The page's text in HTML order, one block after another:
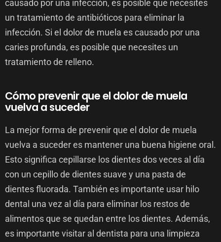
causado por una infección, es posible que necesites
un tratamiento de antibióticos para eliminar la
infección. Si el dolor de muela es causado por una
caries profunda, es posible que necesites un
tratamiento de relleno.
Cómo prevenir que el dolor de muela
vuelva a suceder
La mejor forma de prevenir que el dolor de muela
vuelva a suceder es mantener una buena higiene oral.
Esto significa cepillarse los dientes dos veces al día
con un cepillo de dientes suave y una pasta de
dientes fluorada. También es importante usar hilo
dental una vez al día para eliminar los restos de
alimentos que se quedan entre los dientes. Además,
es importante visitar al dentista para una limpieza